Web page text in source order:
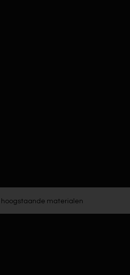
hoogstaande materialen